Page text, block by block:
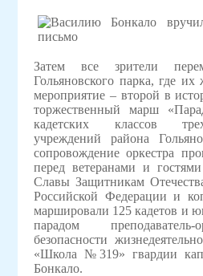
Затем все зрители
Гольяновского парка, где их
мероприятие – второй в
торжественный марш
кадетских классов
учреждений района
сопровождение оркестра
перед ветеранами и
Славы Защитникам
Российской Федерации и
маршировали 125 кадетов и
парадом преподаватель-
безопасности
«Школа №319» гвардии
Бонкало.